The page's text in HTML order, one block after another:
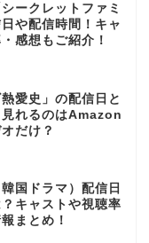
ークレットファミ
や配信時間！キャ
感想もご紹介！
熱愛史」の配信日と
れるのはAmazon
だけ？
国ドラマ）配信日
キャストや視聴率
まとめ！